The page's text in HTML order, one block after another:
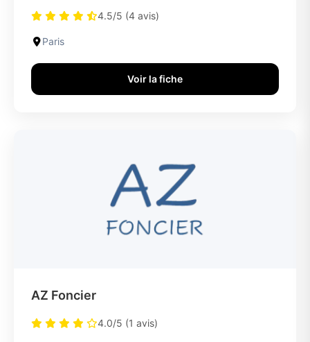
4.5/5 (4 avis)
Paris
Voir la fiche
AZ Foncier
4.0/5 (1 avis)